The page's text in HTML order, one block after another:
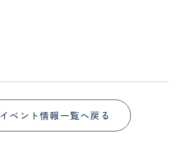
イベント情報一覧へ戻る